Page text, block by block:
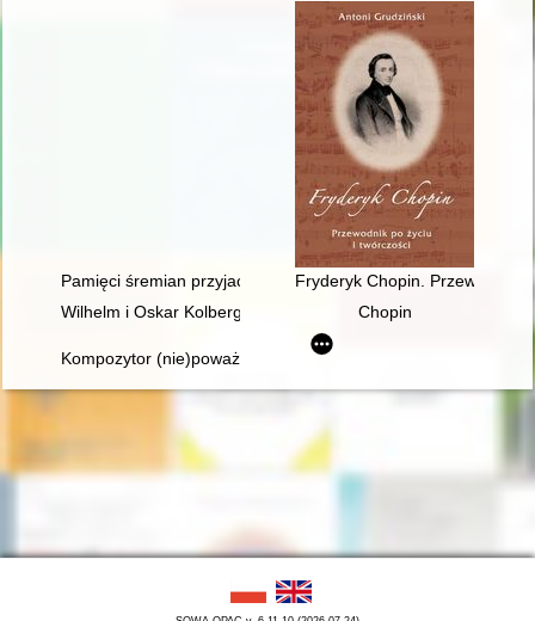
Pamięci śremian przyjaciół Fryderyka Chopina oraz
Fryderyk Chopin. Przewodnik
Wilhelm i Oskar Kolbergowie - zarys życia i przyjaźni z
Chopin
Kompozytor (nie)poważny. Poczucie humoru Fryderyka